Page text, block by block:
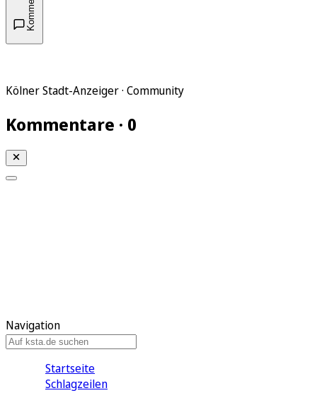
Kölner Stadt-Anzeiger · Community
Kommentare · 0
Navigation
Startseite
Schlagzeilen